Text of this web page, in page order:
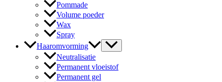
Pommade
Volume poeder
Wax
Spray
Haaromvorming
Neutralisatie
Permanent vloeistof
Permanent gel